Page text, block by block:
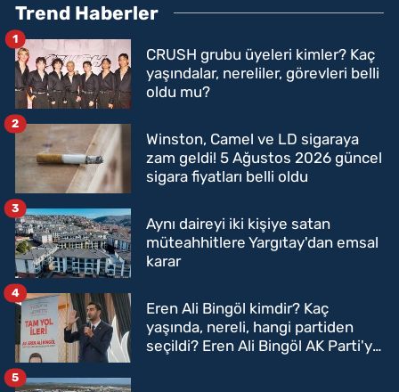
Trend Haberler
CRUSH grubu üyeleri kimler? Kaç
yaşındalar, nereliler, görevleri belli
oldu mu?
1
Winston, Camel ve LD sigaraya
zam geldi! 5 Ağustos 2026 güncel
sigara fiyatları belli oldu
2
Aynı daireyi iki kişiye satan
müteahhitlere Yargıtay'dan emsal
karar
3
Eren Ali Bingöl kimdir? Kaç
yaşında, nereli, hangi partiden
seçildi? Eren Ali Bingöl AK Parti'ye
4
5